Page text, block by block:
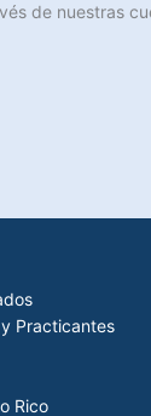
de nuestras
Practicantes
Rico